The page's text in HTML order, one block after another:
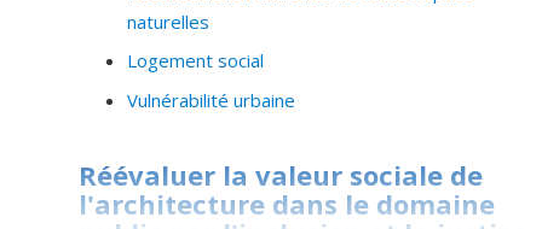
Pour toute question ou collaboration, vous pouvez me
naturelles
Logement social
Vulnérabilité urbaine
Réévaluer la valeur sociale de
l'architecture dans le domaine